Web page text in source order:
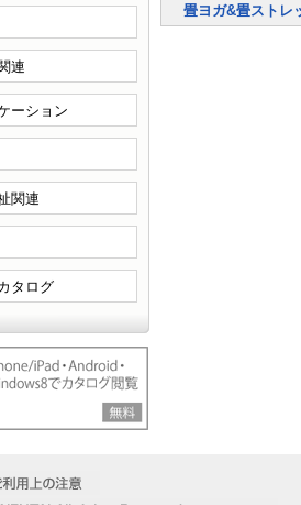
畳ヨガ&畳ストレ
連
ーション
関連
タログ